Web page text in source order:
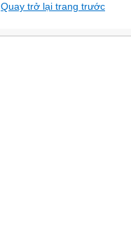
Quay trở lại trang trước